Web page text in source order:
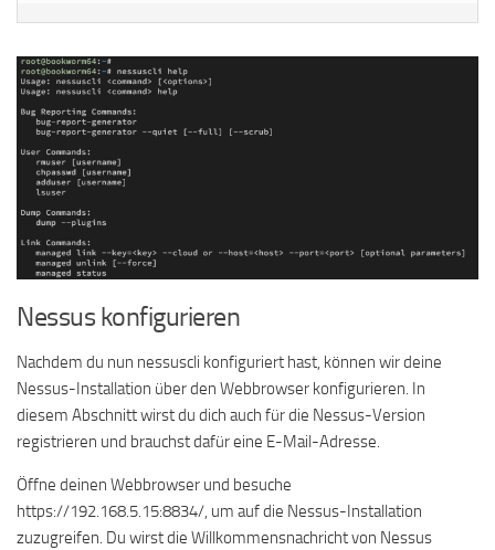
Nessus konfigurieren
Nachdem du nun nessuscli konfiguriert hast, können wir deine
Nessus-Installation über den Webbrowser konfigurieren. In
diesem Abschnitt wirst du dich auch für die Nessus-Version
registrieren und brauchst dafür eine E-Mail-Adresse.
Öffne deinen Webbrowser und besuche
https://192.168.5.15:8834/, um auf die Nessus-Installation
zuzugreifen. Du wirst die Willkommensnachricht von Nessus